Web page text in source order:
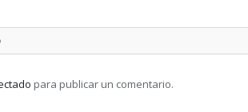
para publicar un comentario.